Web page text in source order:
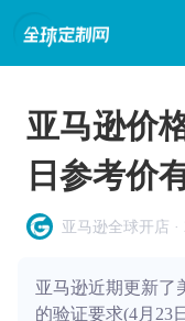
亚马逊价
日参考价
亚马逊全球开店 ·
亚马逊近期更新了
的验证要求(4月23